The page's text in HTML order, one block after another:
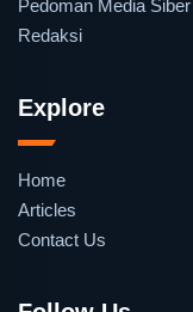
Pedoman Media Siber
Redaksi
Explore
Home
Articles
Contact Us